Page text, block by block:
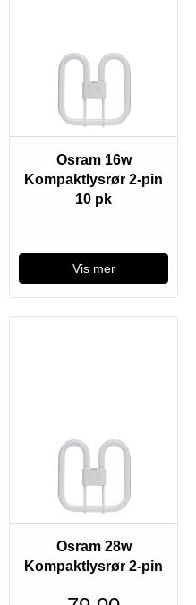
Utsolgt
Osram 16w
Kompaktlysrør 2-pin
10 pk
Vis mer
Osram 28w
Kompaktlysrør 2-pin